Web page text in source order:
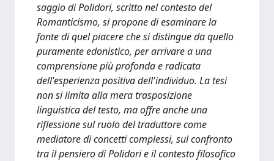
saggio di Polidori, scritto nel contesto del
Romanticismo, si propone di esaminare la
fonte di quel piacere che si distingue da quello
puramente edonistico, per arrivare a una
comprensione più profonda e radicata
dell'esperienza positiva dell'individuo. La tesi
non si limita alla mera trasposizione
linguistica del testo, ma offre anche una
riflessione sul ruolo del traduttore come
mediatore di concetti complessi, sul confronto
tra il pensiero di Polidori e il contesto filosofico